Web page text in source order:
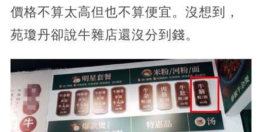
價格不算太高但也不算便宜。沒想到，
苑瓊丹卻說牛雜店還沒分到錢。